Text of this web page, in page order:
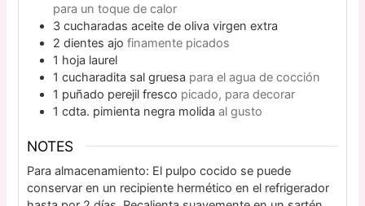
para un toque de calor
3 cucharadas aceite de oliva virgen extra
2 dientes ajo finamente picados
1 hoja laurel
1 cucharadita sal gruesa para el agua de cocción
1 puñado perejil fresco picado, para decorar
1 cdta. pimienta negra molida al gusto
NOTES
Para almacenamiento: El pulpo cocido se puede
conservar en un recipiente hermético en el refrigerador